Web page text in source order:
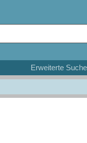
Erweiterte Suche